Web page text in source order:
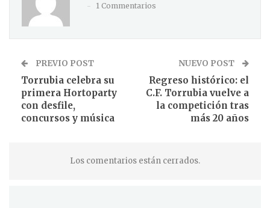
1 Commentarios
PREVIO POST
Torrubia celebra su
primera Hortoparty
con desfile,
concursos y música
NUEVO POST
Regreso histórico: el
C.F. Torrubia vuelve a
la competición tras
más 20 años
Los comentarios están cerrados.